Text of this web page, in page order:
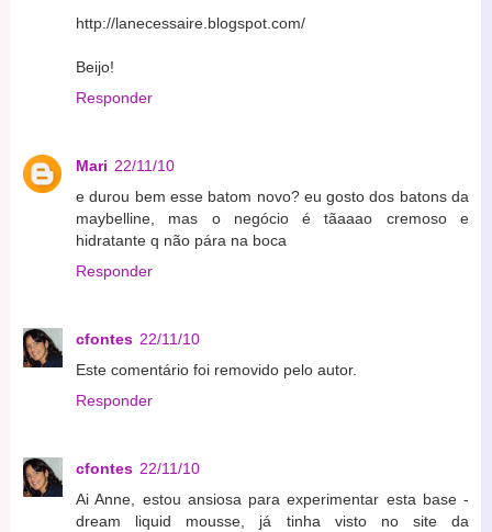
http://lanecessaire.blogspot.com/
Beijo!
Responder
Mari 22/11/10
e durou bem esse batom novo? eu gosto dos batons da
maybelline, mas o negócio é tãaaao cremoso e
hidratante q não pára na boca
Responder
cfontes 22/11/10
Este comentário foi removido pelo autor.
Responder
cfontes 22/11/10
Ai Anne, estou ansiosa para experimentar esta base -
dream liquid mousse, já tinha visto no site da